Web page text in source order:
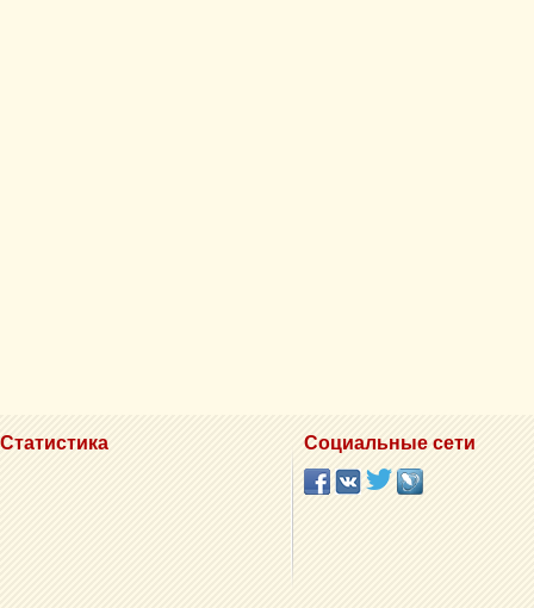
Статистика Социальные сети